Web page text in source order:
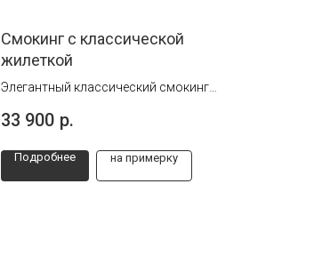
Смокинг с классической
жилеткой
Элегантный классический смокинг
обеспечит Вам не только стиль, но и
идеален для важных событий.
33 900 р.
Подробнее на примерку